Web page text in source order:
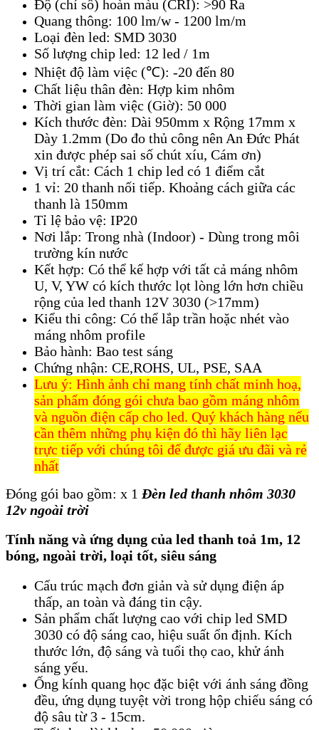
Độ (chỉ số) hoàn màu (CRI): >90 Ra
Quang thông: 100 lm/w - 1200 lm/m
Loại đèn led: SMD 3030
Số lượng chip led: 12 led / 1m
Nhiệt độ làm việc (℃): -20 đến 80
Chất liệu thân đèn: Hợp kim nhôm
Thời gian làm việc (Giờ): 50 000
Kích thước đèn: Dài 950mm x Rộng 17mm x
Dày 1.2mm (Do đo thủ công nên An Đức Phát
xin được phép sai số chút xíu, Cám ơn)
Vị trí cắt: Cách 1 chip led có 1 điểm cắt
1 vỉ: 20 thanh nối tiếp. Khoảng cách giữa các
thanh là 150mm
Tỉ lệ bảo vệ: IP20
Nơi lắp: Trong nhà (Indoor) - Dùng trong môi
trường kín nước
Kết hợp: Có thể kế hợp với tất cả máng nhôm
U, V, YW có kích thước lọt lòng lớn hơn chiều
rộng của led thanh 12V 3030 (>17mm)
Kiểu thi công: Có thể lắp trần hoặc nhét vào
máng nhôm profile
Bảo hành: Bao test sáng
Chứng nhận: CE,ROHS, UL, PSE, SAA
Lưu ý: Hình ảnh chỉ mang tính chất minh hoạ,
sản phẩm đóng gói chưa bao gồm máng nhôm
và nguồn điện cấp cho led. Quý khách hàng nếu
cần thêm những phụ kiện đó thì hãy liên lạc
trực tiếp với chúng tôi để được giá ưu đãi và rẻ
nhất
Đóng gói bao gồm: x 1 Đèn led thanh nhôm 3030
12v ngoài trời
Tính năng và ứng dụng của led thanh toả 1m, 12
bóng, ngoài trời, loại tốt, siêu sáng
Cấu trúc mạch đơn giản và sử dụng điện áp
thấp, an toàn và đáng tin cậy.
Sản phẩm chất lượng cao với chip led SMD
3030 có độ sáng cao, hiệu suất ổn định. Kích
thước lớn, độ sáng và tuổi thọ cao, khử ánh
sáng yếu.
Ống kính quang học đặc biệt với ánh sáng đồng
đều, ứng dụng tuyệt vời trong hộp chiếu sáng có
độ sâu từ 3 - 15cm.